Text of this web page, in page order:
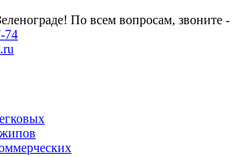
По всем вопросам, звоните -
74